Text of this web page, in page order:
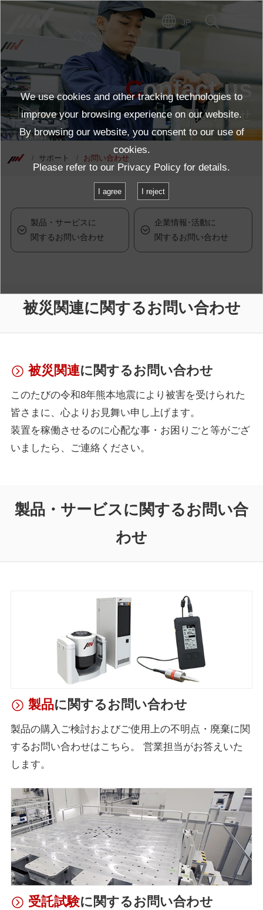
JP
Contact us
お問い合わせ
サポート お問い合わせ
製品・サービスに
関するお問い合わせ
企業情報･活動に
関するお問い合わせ
被災関連に関するお問い合わせ
被災関連に関するお問い合わせ
このたびの令和8年熊本地震により被害を受けられた
皆さまに、心よりお見舞い申し上げます。
装置を稼働させるのに心配な事・お困りごと等がござ
いましたら、ご連絡ください。
製品・サービスに関するお問い合
わせ
製品に関するお問い合わせ
製品の購入ご検討およびご使用上の不明点・廃棄に関
するお問い合わせはこちら。 営業担当がお答えいた
します。
受託試験に関するお問い合わせ
We use cookies and other tracking technologies to
improve your browsing experience on our website.
By browsing our website, you consent to our use of
cookies.
Please refer to our Privacy Policy for details.
I agree I reject